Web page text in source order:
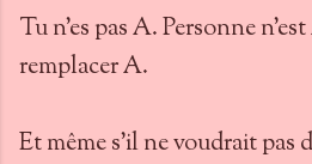
Tu n'es pas A. Personne
remplacer A.
Et même s'il ne voudrait pas